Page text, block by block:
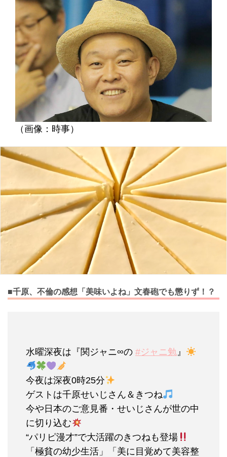
（画像：時事）
■千原、不倫の感想「美味いよね」文春砲でも懲りず！？
水曜深夜は『関ジャニ∞の #ジャニ勉 』
今夜は深夜0時25分
ゲストは千原せいじさん＆きつね
今や日本のご意見番・せいじさんが世の中
に切り込む
“パリピ漫才”で大活躍のきつねも登場
「極貧の幼少生活」「美に目覚めて美容整